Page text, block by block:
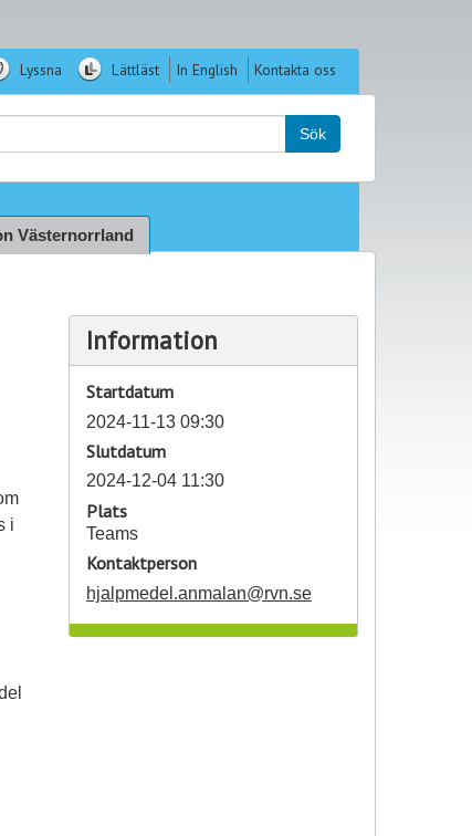
Lyssna Lättläst In English Kontakta oss
Sök
Västernorrland
i
Information
Startdatum
2024-11-13 09:30
Slutdatum
2024-12-04 11:30
Plats
Teams
Kontaktperson
hjalpmedel.anmalan@rvn.se